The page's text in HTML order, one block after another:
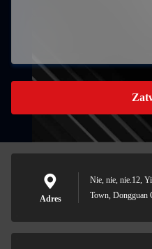
Adres
Nie, nie, nie.12,
Town, Dongguan